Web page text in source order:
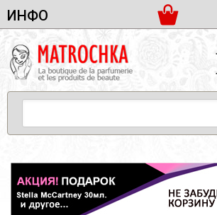
ИНФО
ДОСТАВКА И
КОНТАКТЫ
ЖЕНСКАЯ
МУЖСКАЯ
УНИСЕКС
ЖЕНСКИЕ
МУЖСКИЕ
УНИСЕКС
УХОД ЗА